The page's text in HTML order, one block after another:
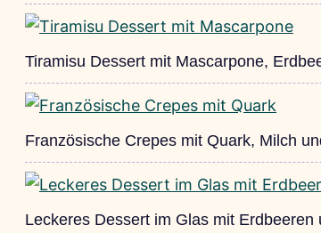
Tiramisu Dessert mit Mascarpone,
Französische Crepes mit Quark, Milch
Leckeres Dessert im Glas mit